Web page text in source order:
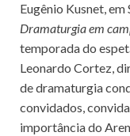
Eugênio Kusnet,
Dramaturgia em
temporada do
Leonardo Cortez,
de dramaturgia
convidados,
importância do